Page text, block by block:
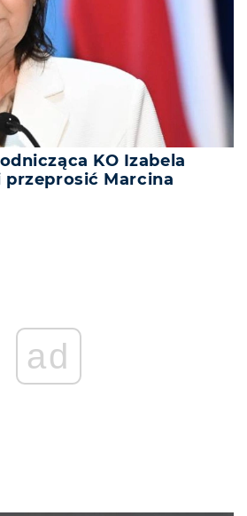
KO Izabela
przeprosić Marcina
ad